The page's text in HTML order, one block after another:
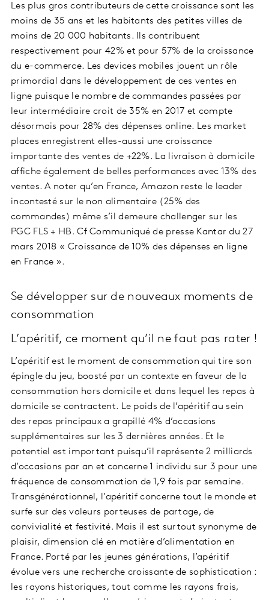
Les plus gros contributeurs de cette croissance sont les
moins de 35 ans et les habitants des petites villes de
moins de 20 000 habitants. Ils contribuent
respectivement pour 42% et pour 57% de la croissance
du e-commerce. Les devices mobiles jouent un rôle
primordial dans le développement de ces ventes en
ligne puisque le nombre de commandes passées par
leur intermédiaire croit de 35% en 2017 et compte
désormais pour 28% des dépenses online. Les market
places enregistrent elles-aussi une croissance
importante des ventes de +22%. La livraison à domicile
affiche également de belles performances avec 13% des
ventes. A noter qu’en France, Amazon reste le leader
incontesté sur le non alimentaire (25% des
commandes) même s’il demeure challenger sur les
PGC FLS + HB. Cf Communiqué de presse Kantar du 27
mars 2018 « Croissance de 10% des dépenses en ligne
en France ».
Se développer sur de nouveaux moments de
consommation
L’apéritif, ce moment qu’il ne faut pas rater !
L’apéritif est le moment de consommation qui tire son
épingle du jeu, boosté par un contexte en faveur de la
consommation hors domicile et dans lequel les repas à
domicile se contractent. Le poids de l’apéritif au sein
des repas principaux a grapillé 4% d’occasions
supplémentaires sur les 3 dernières années. Et le
potentiel est important puisqu’il représente 2 milliards
d’occasions par an et concerne 1 individu sur 3 pour une
fréquence de consommation de 1,9 fois par semaine.
Transgénérationnel, l’apéritif concerne tout le monde et
surfe sur des valeurs porteuses de partage, de
convivialité et festivité. Mais il est surtout synonyme de
plaisir, dimension clé en matière d’alimentation en
France. Porté par les jeunes générations, l’apéritif
évolue vers une recherche croissante de sophistication :
les rayons historiques, tout comme les rayons frais,